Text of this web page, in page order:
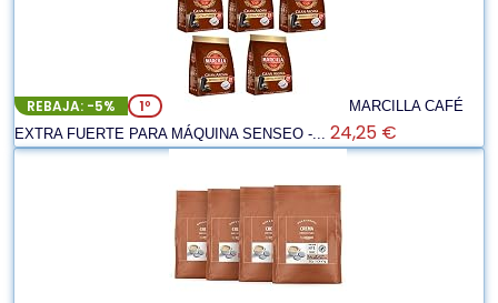
REBAJA: -5% 1º
MARCILLA CAFÉ
EXTRA FUERTE PARA MÁQUINA SENSEO -...
24,25 €